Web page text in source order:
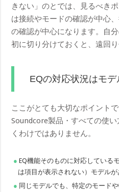
きない」のとでは、見るべき
は接続やモードの確認が中心
の確認が中心になります。自
初に切り分けておくと、遠回り
EQの対応状況はモ
ここがとても大切なポイント
Soundcore製品・すべての使
くわけではありません。
EQ機能そのものに対応している
は項目が表示されない）モデルが
同じモデルでも、特定のモード